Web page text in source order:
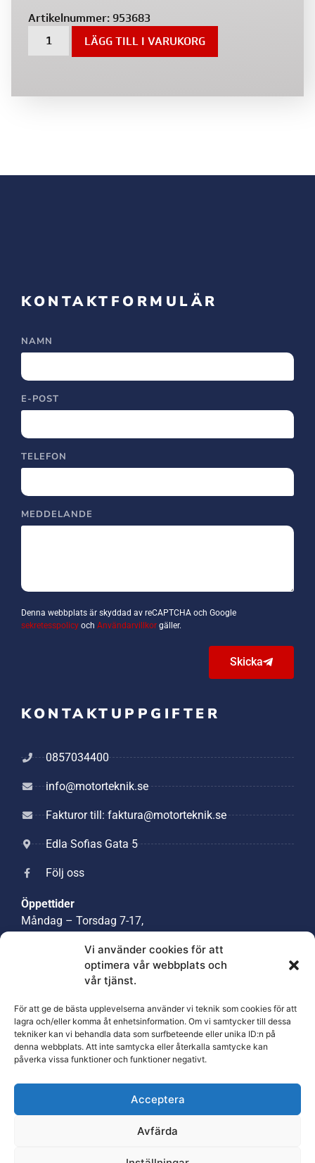
Vi använder cookies för att
optimera vår webbplats och
vår tjänst.
För att ge de bästa upplevelserna använder vi teknik som cookies för att
lagra och/eller komma åt enhetsinformation. Om vi samtycker till dessa
tekniker kan vi behandla data som surfbeteende eller unika ID:n på
denna webbplats. Att inte samtycka eller återkalla samtycke kan
påverka vissa funktioner och funktioner negativt.
Acceptera
Avfärda
Artikelnummer:953683
LÄGG TILL I VARUKORG
KONTAKTFORMULÄR
NAMN
E-POST
TELEFON
MEDDELANDE
Denna webbplats är skyddad av reCAPTCHA och Google
sekretesspolicy och Användarvillkor gäller.
Skicka
KONTAKTUPPGIFTER
0857034400
info@motorteknik.se
Fakturor till: faktura@motorteknik.se
Edla Sofias Gata 5
Följ oss
Öppettider
Måndag – Torsdag 7-17,
Integritetspolicy
Returpolicy